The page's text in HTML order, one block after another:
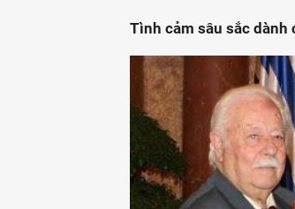
Tình cảm sâu sắc dành